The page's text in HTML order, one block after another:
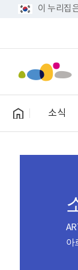
이 누리집
소식
아